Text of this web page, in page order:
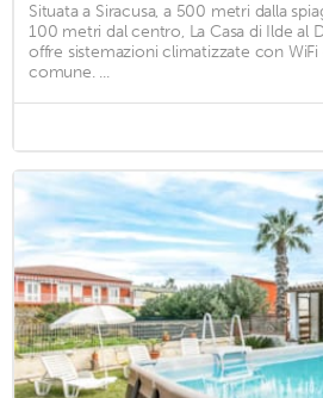
Situata a Siracusa, a 500 metri dalla
100 metri dal centro, La Casa di Ilde al
offre sistemazioni climatizzate con
comune. ...